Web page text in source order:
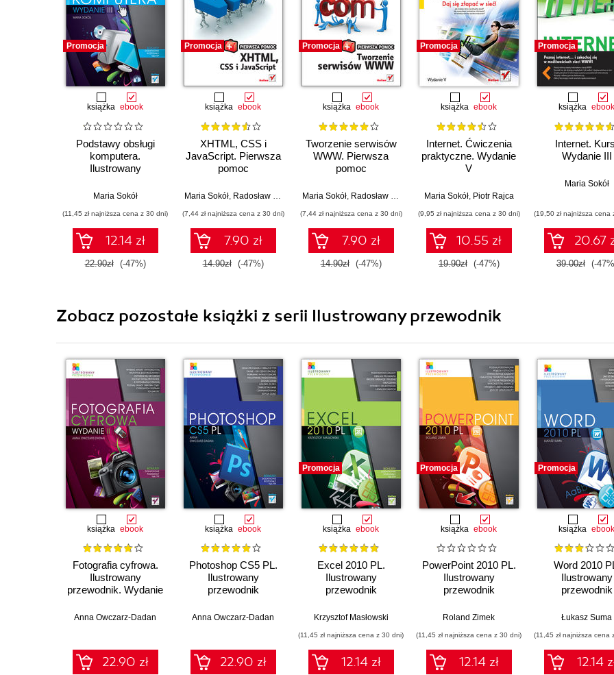
Promocja
książka ebook
Podstawy obsługi
komputera.
Ilustrowany
III
Maria Sokół
(11,45 zł najniższa cena z 30 dni)
12.14 zł
22.90zł (-47%)
Promocja
książka ebook
XHTML, CSS i
JavaScript. Pierwsza
pomoc
Maria Sokół Radosław Sokół
(7,44 zł najniższa cena z 30 dni)
7.90 zł
14.90zł (-47%)
Promocja
książka ebook
Tworzenie serwisów
WWW. Pierwsza
pomoc
Maria Sokół Radosław Sokół
(7,44 zł najniższa cena z 30 dni)
7.90 zł
14.90zł (-47%)
Promocja
książka ebook
Internet. Ćwiczenia
praktyczne. Wydanie
V
Maria Sokół, Piotr Rajca
(9,95 zł najniższa cena z 30 dni)
10.55 zł
19.90zł (-47%)
Promocja
książka ebook
Internet.
Wydanie III
Maria Sokół
(19,50 zł najniższa cena
20.67
39.00zł (-
Zobacz pozostałe książki z serii Ilustrowany przewodnik
książka ebook
Fotografia cyfrowa.
Ilustrowany
przewodnik. Wydanie
Anna Owczarz-Dadan
22.90 zł
książka ebook
Photoshop CS5 PL.
Ilustrowany
przewodnik
Anna Owczarz-Dadan
22.90 zł
Promocja
książka ebook
Excel 2010 PL.
Ilustrowany
przewodnik
Krzysztof Masłowski
(11,45 zł najniższa cena z 30 dni)
12.14 zł
Promocja
książka ebook
PowerPoint 2010 PL.
Ilustrowany
przewodnik
Roland Zimek
(11,45 zł najniższa cena z 30 dni)
12.14 zł
Promocja
książka ebook
Word 2010
Ilustrowany
przewodnik
Łukasz Suma
(11,45 zł najniższa cena
12.14